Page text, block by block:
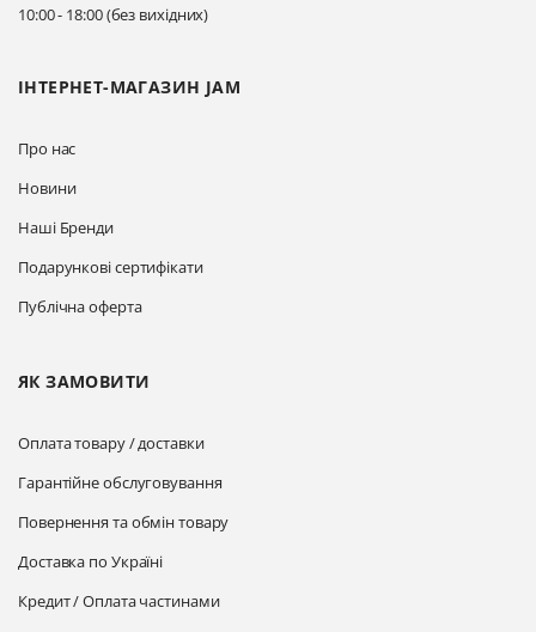
ІНТЕРНЕТ-МАГАЗИН JAM
Про нас
Новини
Наші Бренди
Подарункові сертифікати
Публічна оферта
ЯК ЗАМОВИТИ
Оплата товару / доставки
Гарантійне обслуговування
Повернення та обмін товару
Доставка по Україні
Кредит / Оплата частинами
10:00 - 18:00 (без вихідних)